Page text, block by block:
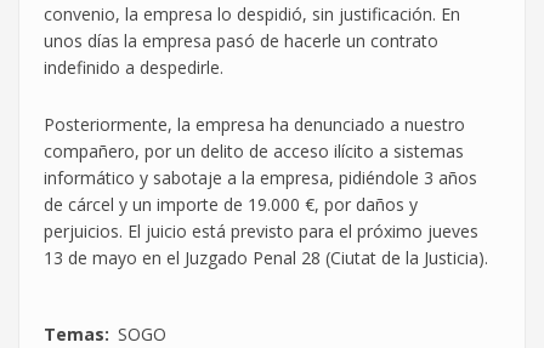
convenio, la empresa lo despidió, sin justificación. En
unos días la empresa pasó de hacerle un contrato
indefinido a despedirle.
Posteriormente, la empresa ha denunciado a nuestro
compañero, por un delito de acceso ilícito a sistemas
informático y sabotaje a la empresa, pidiéndole 3 años
de cárcel y un importe de 19.000 €, por daños y
perjuicios. El juicio está previsto para el próximo jueves
13 de mayo en el Juzgado Penal 28 (Ciutat de la Justicia).
Temas
SOGO